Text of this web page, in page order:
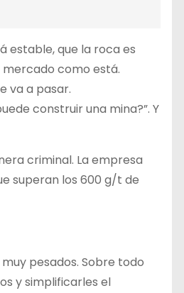
estable, que la roca es
mercado como está.
va a pasar.
construir una mina?”. Y
criminal. La empresa
superan los 600 g/t de
pesados. Sobre todo
y simplificarles el